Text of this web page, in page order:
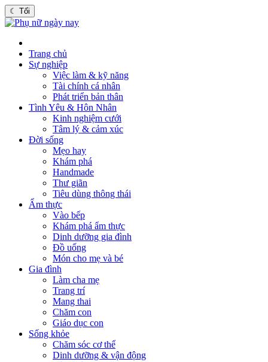
☾ Tối
Trang chủ
Sự nghiệp
Việc làm & kỹ năng
Tài chính cá nhân
Phát triển bản thân
Tình Yêu & Hôn Nhân
Kinh nghiệm cưới
Tâm lý & cảm xúc
Đời sống
Mẹo hay
Khám phá
Handmade
Thư giãn
Tiêu dùng thông thái
Ẩm thực
Vào bếp
Khám phá ẩm thực
Dinh dưỡng gia đình
Đồ uống
Món cho mẹ và bé
Gia đình
Làm cha mẹ
Trang trí
Mang thai
Chăm con
Giáo dục con
Sống khỏe
Chăm sóc cơ thể
Dinh dưỡng & vận động